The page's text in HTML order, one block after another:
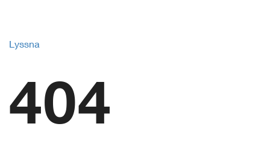
Lyssna
404